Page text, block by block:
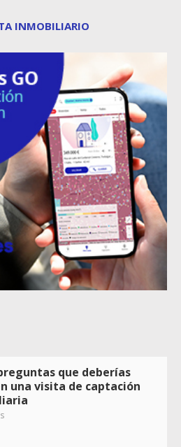
INMOBILIARIO
que deberías
una visita de captación